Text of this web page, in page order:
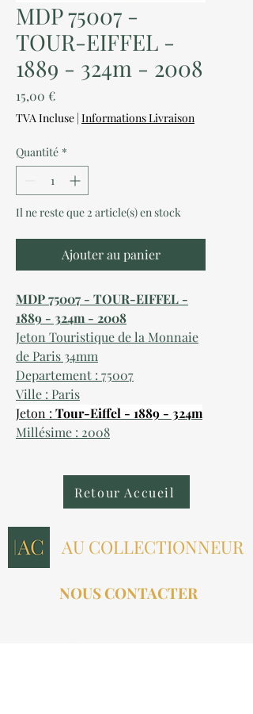
MDP 75007 -
TOUR-EIFFEL -
1889 - 324m - 2008
15,00 €Prix
TVA Incluse | Informations Livraison
Quantité *
Il ne reste que 2 article(s) en stock
Ajouter au panier
MDP 75007 - TOUR-EIFFEL -
1889 - 324m - 2008
Jeton Touristique de la Monnaie
de Paris 34mm
Departement : 75007
Ville : Paris
Jeton : Tour-Eiffel - 1889 - 324m
Millésime : 2008
Retour Accueil
AU COLLECTIONNEUR
NOUS CONTACTER